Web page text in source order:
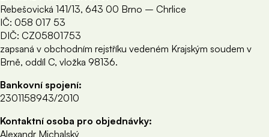
Rebešovická 141/13, 643 00 Brno – Chrlice
IČ: 058 017 53
DIČ: CZ05801753
zapsaná v obchodním rejstříku vedeném Krajským soudem v
Brně, oddíl C, vložka 98136.
Bankovní spojení:
2301158943/2010
Kontaktní osoba pro objednávky:
Alexandr Michalský